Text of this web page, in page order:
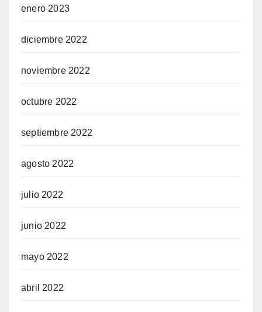
enero 2023
diciembre 2022
noviembre 2022
octubre 2022
septiembre 2022
agosto 2022
julio 2022
junio 2022
mayo 2022
abril 2022